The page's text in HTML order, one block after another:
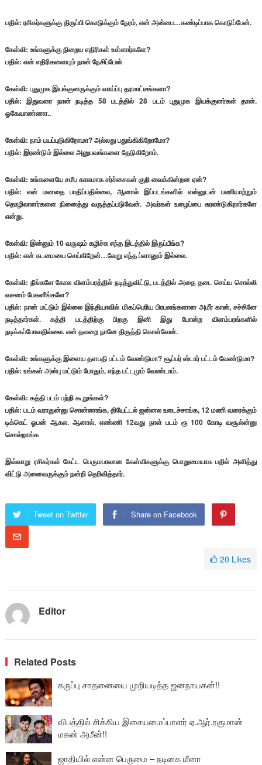
பதில்: ரசிகர்களுக்கு திருப்பி கொடுக்கும் நேரம், என் அன்பை…கண்டிப்பாக கொடுப்பேன்.
கேள்வி: உங்களுக்கு நிறைய எதிரிகள் உள்ளார்களே?
பதில்: என் எதிரிகளையும் நான் நேசிப்பேன்
கேள்வி: புதுமுக இயக்குனருக்கும் வாய்ப்பு தரமாட்டீங்களா?
பதில்: இதுவரை நான் நடித்த 58 படத்தில் 28 படம் புதுமுக இயக்குனர்கள் தான்.
ஓகேவாண்ணா..
கேள்வி: நாம் பயப்புடுகிறோமா? அல்லது பதுங்கிகிறோமோ?
பதில்: இரண்டும் இல்லை அனுபவங்களை தேடுகிறோம்.
கேள்வி: உங்களையே சமீப காலமாக சர்ச்சைகள் குறி வைக்கின்றன ஏன்?
பதில்: என் மனதை பாதிப்பதில்லை, ஆனால் இப்படங்களில் என்னுடன் பணியாற்றும்
தொழிலாளர்களை நினைத்து வருத்தப்படுவேன். அவர்கள் உழைப்பை சுரண்டுகிறார்களே
என்று.
கேள்வி: இன்னும் 10 வருஷம் கழிச்சு எந்த இடத்தில் இருப்பீங்க?
பதில்: என் கடமையை செய்கிறேன்…வேறு எந்த ப்ளானும் இல்லை.
கேள்வி: நீங்களே கோல விளம்பரத்தில் நடித்துவிட்டு, படத்தில் அதை தடை செய்ய சொல்லி
வசனம் பேசுனீங்களே?
பதில்: நான் மட்டும் இல்லை இந்தியாவில் மிகப்பெரிய பிரபலங்களான அமீர் கான், சச்சினே
நடித்தார்கள். கத்தி படத்திற்கு பிறகு இனி இது போன்ற விளம்பரங்களில்
நடிக்கப்போவதில்லை. என் தவறை நானே திருத்தி கொள்வேன்.
கேள்வி: உங்களுக்கு இளைய தளபதி பட்டம் வேண்டுமா? சூப்பர் ஸ்டார் பட்டம் வேண்டுமா?
பதில்: உங்கள் அன்பு மட்டும் போதும், எந்த பட்டமும் வேண்டாம்.
கேள்வி: கத்தி படம் பற்றி கூறுங்கள்?
பதில்: படம் வராதுன்னு சொன்னாங்க, தியேட்டல் ஜன்னல உடைச்சாங்க, 12 மணி வரைக்கும்
டிக்கெட் ஓபன் ஆகல. ஆனால், எண்ணி 12வது நாள் படம் ரூ 100 கோடி வசூல்ன்னு
சொல்றாங்க
இவ்வாறு ரசிகர்கள் கேட்ட பெருமபாலான கேள்விகளுக்கு பொறுமையாக பதில் அளித்து
விட்டு அனைவருக்கும் நன்றி தெரிவித்தார்.
Tweet on Twitter Share on Facebook
20 Likes
Editor
Related Posts
கருப்பு சாதனையை முறியடித்த ஜனநாயகன்!!
விபத்தில் சிக்கிய இசையமைப்பாளர் ஏ.ஆர்.ரகுமான்
மகன் அமீன்!!
ஜாதியில் என்ன பெருமை – நடிகை மீனா